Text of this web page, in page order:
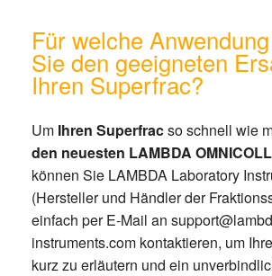
Für welche
Sie den geeigneten
Ihren Superfrac?
Um Ihren Superfracso schnell wie
den neuesten LAMBDA
können Sie LAMBDA Laboratory
(Hersteller und Händler der
einfach per E-Mail an
instruments.com kontaktieren, um
kurz zu erläutern und ein